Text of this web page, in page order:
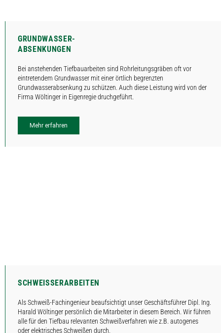
GRUNDWASSER-
ABSENKUNGEN
Bei anstehenden Tiefbauarbeiten sind Rohrleitungsgräben oft vor
eintretendem Grundwasser mit einer örtlich begrenzten
Grundwasserabsenkung zu schützen. Auch diese Leistung wird von der
Firma Wöltinger in Eigenregie druchgeführt.
Mehr erfahren
SCHWEISSERARBEITEN
Als Schweiß-Fachingenieur beaufsichtigt unser Geschäftsführer Dipl. Ing.
Harald Wöltinger persönlich die Mitarbeiter in diesem Bereich. Wir führen
alle für den Tiefbau relevanten Schweißverfahren wie z.B. autogenes
oder elektrisches Schweißen durch.